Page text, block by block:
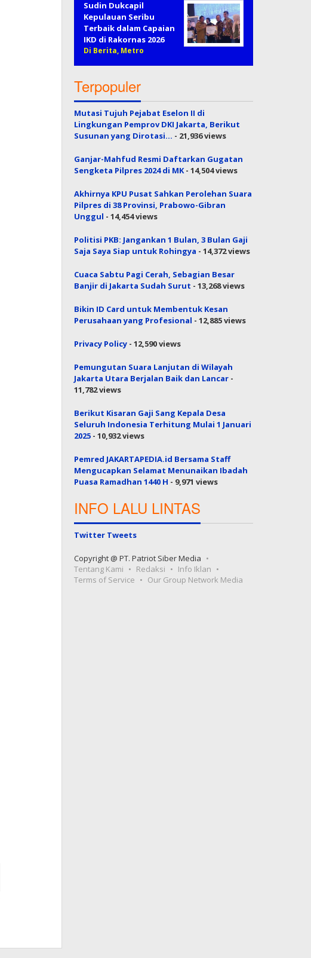
Sudin Dukcapil
Kepulauan Seribu
Terbaik dalam Capaian
IKD di Rakornas 2026
Di Berita, Metro
Terpopuler
Mutasi Tujuh Pejabat Eselon II di
Lingkungan Pemprov DKI Jakarta, Berikut
Susunan yang Dirotasi… - 21,936 views
Ganjar-Mahfud Resmi Daftarkan Gugatan
Sengketa Pilpres 2024 di MK- 14,504 views
Akhirnya KPU Pusat Sahkan Perolehan Suara
Pilpres di 38 Provinsi, Prabowo-Gibran
Unggul - 14,454 views
Politisi PKB: Jangankan 1 Bulan, 3 Bulan Gaji
Saja Saya Siap untuk Rohingya - 14,372 views
Cuaca Sabtu Pagi Cerah, Sebagian Besar
Banjir di Jakarta Sudah Surut - 13,268 views
Bikin ID Card untuk Membentuk Kesan
Perusahaan yang Profesional - 12,885 views
Privacy Policy - 12,590 views
Pemungutan Suara Lanjutan di Wilayah
Jakarta Utara Berjalan Baik dan Lancar -
11,782 views
Berikut Kisaran Gaji Sang Kepala Desa
Seluruh Indonesia Terhitung Mulai 1 Januari
2025 - 10,932 views
Pemred JAKARTAPEDIA.id Bersama Staff
Mengucapkan Selamat Menunaikan Ibadah
Puasa Ramadhan 1440 H - 9,971 views
INFO LALU LINTAS
Twitter Tweets
Copyright @ PT. Patriot Siber Media
Tentang Kami
Redaksi
Info Iklan
Terms of Service
Our Group Network Media